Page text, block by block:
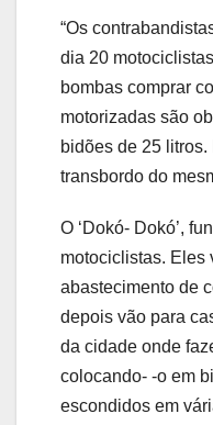
“Os
dia 20
bombas comprar
motorizadas são
bidões de 25
transbordo do
O ‘Dokó- Dokó’,
motociclistas. Eles
abastecimento de
depois vão para
da cidade onde
colocando- -o em
escondidos em